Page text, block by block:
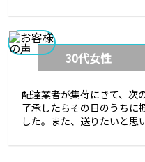
30代女性
配達業者が集荷にきて、次
了承したらその日のうちに
した。また、送りたいと思